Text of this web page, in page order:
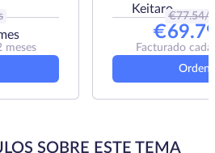
meses
Keitaro
€77.54/
€
Facturado
SOBRE ESTE TEMA